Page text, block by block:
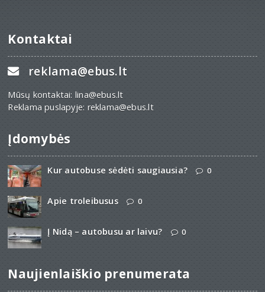
Kontaktai
reklama@ebus.lt
Mūsų kontaktai: lina@ebus.lt
Reklama puslapyje: reklama@ebus.lt
Įdomybės
Kur autobuse sėdėti saugiausia? 0
Apie troleibusus 0
Į Nidą – autobusu ar laivu? 0
Naujienlaiškio prenumerata